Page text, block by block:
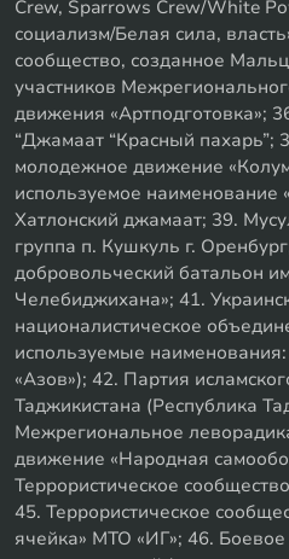
Crew, Sparrows Crew/White
социализм/Белая сила,
сообщество, созданное
участников
движения «Артподготовка»;
“Джамаат “Красный пахарь”;
молодежное движение
используемое наименование
Хатлонский джамаат; 39.
группа п. Кушкуль г.
добровольческий батальон
Челебиджихана»; 41.
националистическое
используемые
«Азов»); 42. Партия
Таджикистана (Республика
Межрегиональное
движение «Народная
Террористическое
45. Террористическое
ячейка» МТО «ИГ»; 46.